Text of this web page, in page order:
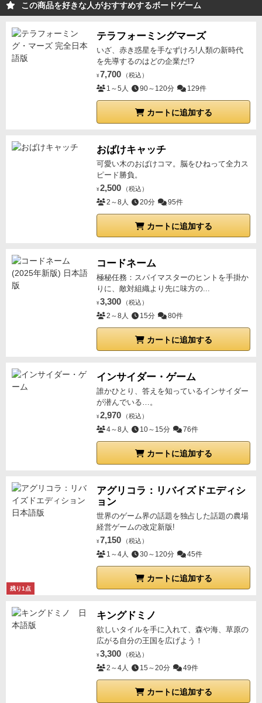
この商品を好きな人がおすすめするボードゲーム
テラフォーミングマーズ
いざ、赤き惑星を手なずけろ!人類の新時代
を先導するのはどの企業だ!?
¥ 7,700 （税込）
1～5人 90～120分 129件
カートに追加する
おばけキャッチ
可愛い木のおばけコマ。脳をひねって全力ス
ピード勝負。
¥ 2,500 （税込）
2～8人 20分 95件
カートに追加する
コードネーム
極秘任務：スパイマスターのヒントを手掛か
りに、敵対組織より先に味方の...
¥ 3,300 （税込）
2～8人 15分 80件
カートに追加する
インサイダー・ゲーム
誰かひとり、答えを知っているインサイダー
が潜んでいる…。
¥ 2,970 （税込）
4～8人 10～15分 76件
カートに追加する
残り1点
アグリコラ：リバイズドエディシ
ョン
世界のゲーム界の話題を独占した話題の農場
経営ゲームの改定新版!
¥ 7,150 （税込）
1～4人 30～120分 45件
カートに追加する
キングドミノ
欲しいタイルを手に入れて、森や海、草原の
広がる自分の王国を広げよう！
¥ 3,300 （税込）
2～4人 15～20分 49件
カートに追加する